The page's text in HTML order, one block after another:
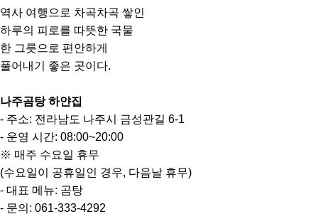
역사 여행으로 차곡차곡 쌓인
하루의 피로를 따뜻한 국물
한 그릇으로 편안하게
풀어내기 좋은 곳이다.
나주곰탕 하얀집
- 주소: 전라남도 나주시 금성관길 6-1
- 운영 시간: 08:00~20:00
※ 매주 수요일 휴무
(수요일이 공휴일인 경우, 다음날 휴무)
- 대표 메뉴: 곰탕
- 문의: 061-333-4292